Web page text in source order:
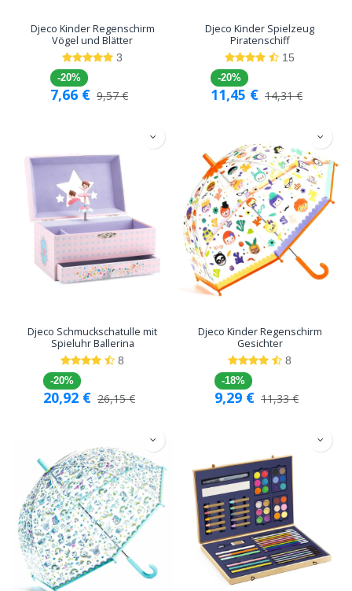
Djeco Kinder Regenschirm
Vögel und Blätter
3
-20%
7,66 € 9,57€
Djeco Kinder Spielzeug
Piratenschiff
15
-20%
11,45 € 14,31€
Djeco Schmuckschatulle mit
Spieluhr Ballerina
8
-20%
20,92 € 26,15€
Djeco Kinder Regenschirm
Gesichter
8
-18%
9,29 € 11,33€